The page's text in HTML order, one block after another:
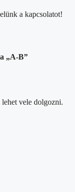
a kapcsolatot!
„A-B”
lehet vele dolgozni.